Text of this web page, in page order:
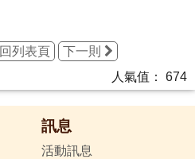
回列表頁
下一則
人氣值：
674
訊息
活動訊息